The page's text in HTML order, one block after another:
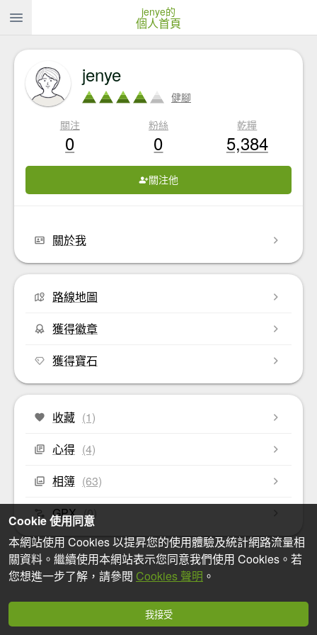
jenye的
個人首頁
jenye
健腳
關注
0
粉絲
0
乾糧
5,384
關注他
關於我
路線地圖
獲得徽章
獲得寶石
收藏 (1)
心得 (4)
相簿 (63)
GPX (0)
Cookie 使用同意
本網站使用 Cookies 以提昇您的使用體驗及統計網路流量相
關資料。繼續使用本網站表示您同意我們使用 Cookies。若
您想進一步了解，請參閱 Cookies 聲明 。
我接受